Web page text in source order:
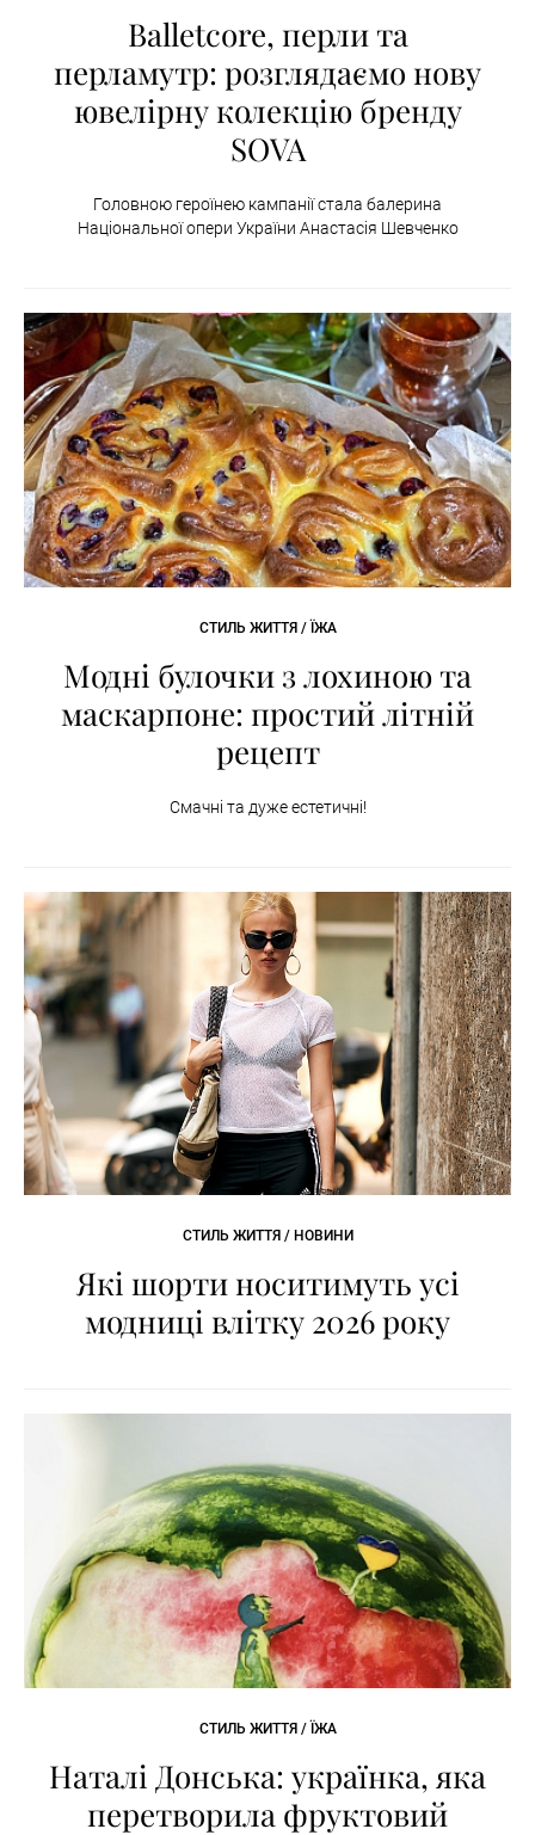
Balletcore, перли та
перламутр: розглядаємо нову
ювелірну колекцію бренду
SOVA
Головною героїнею кампанії стала балерина
Національної опери України Анастасія Шевченко
СТИЛЬ ЖИТТЯ / ЇЖА
Модні булочки з лохиною та
маскарпоне: простий літній
рецепт
Смачні та дуже естетичні!
СТИЛЬ ЖИТТЯ / НОВИНИ
Які шорти носитимуть усі
модниці влітку 2026 року
СТИЛЬ ЖИТТЯ / ЇЖА
Наталі Донська: українка, яка
перетворила фруктовий